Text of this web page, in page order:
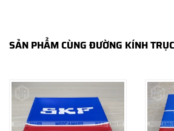
•
•Xuất xứ vòng bi SKF chính hãng ở đâu?
Chất lượng vòng bi SKF chính hãng
SẢN PHẨM CÙNG ĐƯỜNG KÍNH TRỤC